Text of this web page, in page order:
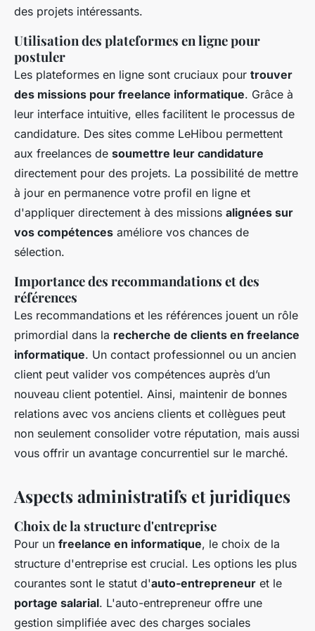
des projets intéressants.
Utilisation des plateformes en ligne pour
postuler
Les plateformes en ligne sont cruciaux pour trouver
des missions pour freelance informatique. Grâce à
leur interface intuitive, elles facilitent le processus de
candidature. Des sites comme LeHibou permettent
aux freelances de soumettre leur candidature
directement pour des projets. La possibilité de mettre
à jour en permanence votre profil en ligne et
d'appliquer directement à des missions alignées sur
vos compétences améliore vos chances de
sélection.
Importance des recommandations et des
références
Les recommandations et les références jouent un rôle
primordial dans la recherche de clients en freelance
informatique. Un contact professionnel ou un ancien
client peut valider vos compétences auprès d’un
nouveau client potentiel. Ainsi, maintenir de bonnes
relations avec vos anciens clients et collègues peut
non seulement consolider votre réputation, mais aussi
vous offrir un avantage concurrentiel sur le marché.
Aspects administratifs et juridiques
Choix de la structure d'entreprise
Pour un freelance en informatique, le choix de la
structure d'entreprise est crucial. Les options les plus
courantes sont le statut d'auto-entrepreneur et le
portage salarial. L'auto-entrepreneur offre une
gestion simplifiée avec des charges sociales